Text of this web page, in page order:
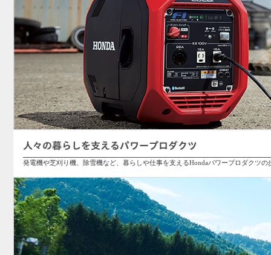
人々の暮らしを支えるパワープロダクツ
発電機や芝刈り機、除雪機など、暮らしや仕事を支えるHondaパワープロダクツ